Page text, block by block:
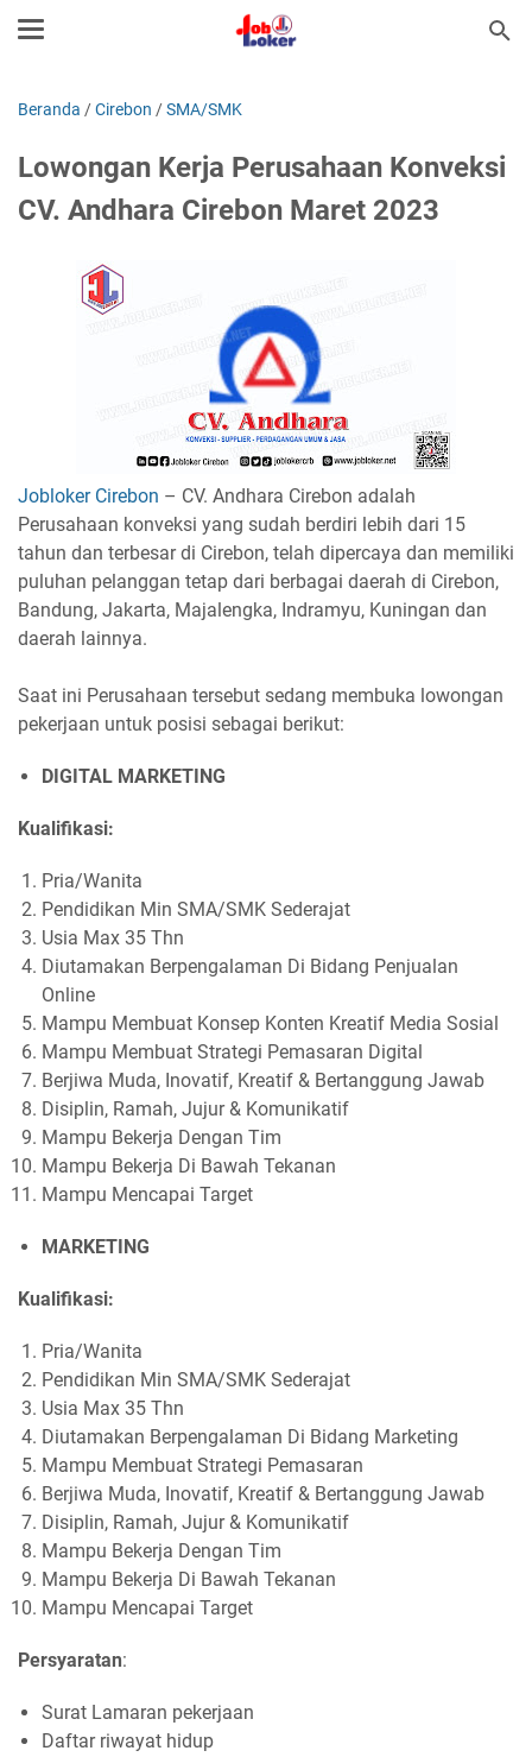
Beranda /Cirebon /SMA/SMK
Lowongan Kerja Perusahaan Konveksi
CV. Andhara Cirebon Maret 2023
Jobloker Cirebon – CV. Andhara Cirebon adalah
Perusahaan konveksi yang sudah berdiri lebih dari 15
tahun dan terbesar di Cirebon, telah dipercaya dan memiliki
puluhan pelanggan tetap dari berbagai daerah di Cirebon,
Bandung, Jakarta, Majalengka, Indramyu, Kuningan dan
daerah lainnya.
Saat ini Perusahaan tersebut sedang membuka lowongan
pekerjaan untuk posisi sebagai berikut:
DIGITAL MARKETING
Kualifikasi:
Pria/Wanita
Pendidikan Min SMA/SMK Sederajat
Usia Max 35 Thn
Diutamakan Berpengalaman Di Bidang Penjualan
Online
Mampu Membuat Konsep Konten Kreatif Media Sosial
Mampu Membuat Strategi Pemasaran Digital
Berjiwa Muda, Inovatif, Kreatif & Bertanggung Jawab
Disiplin, Ramah, Jujur & Komunikatif
Mampu Bekerja Dengan Tim
Mampu Bekerja Di Bawah Tekanan
Mampu Mencapai Target
MARKETING
Kualifikasi:
Pria/Wanita
Pendidikan Min SMA/SMK Sederajat
Usia Max 35 Thn
Diutamakan Berpengalaman Di Bidang Marketing
Mampu Membuat Strategi Pemasaran
Berjiwa Muda, Inovatif, Kreatif & Bertanggung Jawab
Disiplin, Ramah, Jujur & Komunikatif
Mampu Bekerja Dengan Tim
Mampu Bekerja Di Bawah Tekanan
Mampu Mencapai Target
Persyaratan:
Surat Lamaran pekerjaan
Daftar riwayat hidup